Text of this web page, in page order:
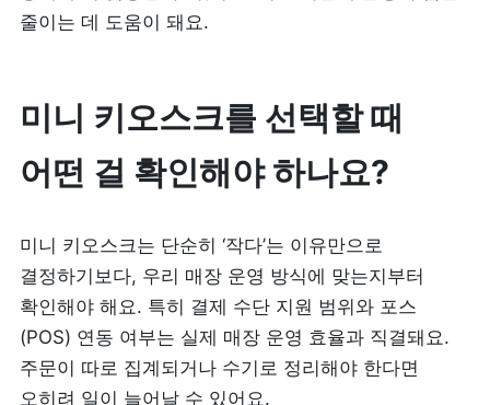
줄이는 데 도움이 돼요.
미니 키오스크를 선택할 때
어떤 걸 확인해야 하나요?
미니 키오스크는 단순히 ‘작다’는 이유만으로
결정하기보다, 우리 매장 운영 방식에 맞는지부터
확인해야 해요. 특히 결제 수단 지원 범위와 포스
(POS) 연동 여부는 실제 매장 운영 효율과 직결돼요.
주문이 따로 집계되거나 수기로 정리해야 한다면
오히려 일이 늘어날 수 있어요.